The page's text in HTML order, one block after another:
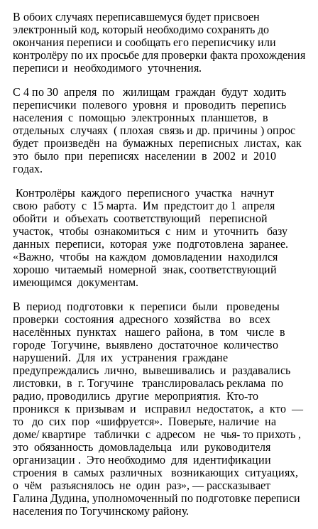
В обоих случаях переписавшемуся будет присвоен
электронный код, который необходимо сохранять до
окончания переписи и сообщать его переписчику или
контролёру по их просьбе для проверки факта прохождения
переписи и необходимого уточнения.
С 4 по 30 апреля по жилищам граждан будут ходить
переписчики полевого уровня и проводить перепись
населения с помощью электронных планшетов, в
отдельных случаях ( плохая связь и др. причины ) опрос
будет произведён на бумажных переписных листах, как
это было при переписях населении в 2002 и 2010
годах.
Контролёры каждого переписного участка начнут
свою работу с 15 марта. Им предстоит до 1 апреля
обойти и объехать соответствующий переписной
участок, чтобы ознакомиться с ним и уточнить базу
данных переписи, которая уже подготовлена заранее.
«Важно, чтобы на каждом домовладении находился
хорошо читаемый номерной знак, соответствующий
имеющимся документам.
В период подготовки к переписи были проведены
проверки состояния адресного хозяйства во всех
населённых пунктах нашего района, в том числе в
городе Тогучине, выявлено достаточное количество
нарушений. Для их устранения граждане
предупреждались лично, вывешивались и раздавались
листовки, в г. Тогучине транслировалась реклама по
радио, проводились другие мероприятия. Кто-то
проникся к призывам и исправил недостаток, а кто —
то до сих пор «шифруется». Поверьте, наличие на
доме/ квартире таблички с адресом не чья- то прихоть ,
это обязанность домовладельца или руководителя
организации . Это необходимо для идентификации
строения в самых различных возникающих ситуациях,
о чём разъяснялось не один раз», — рассказывает
Галина Дудина, уполномоченный по подготовке переписи
населения по Тогучинскому району.